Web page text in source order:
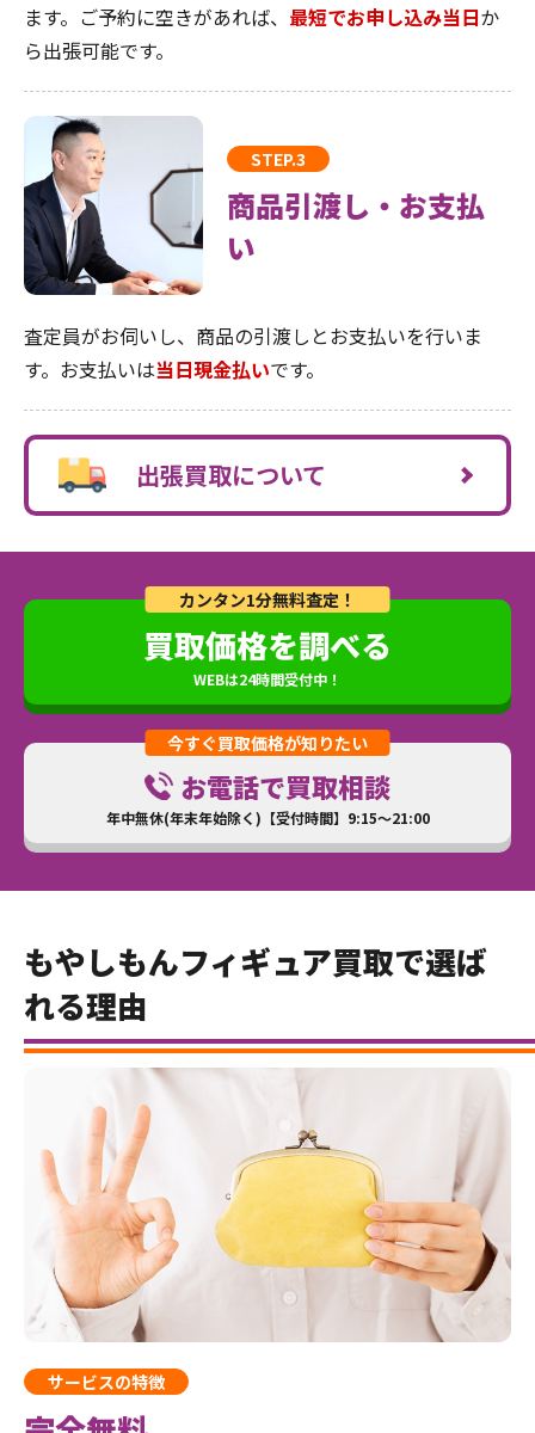
ます。ご予約に空きがあれば、 最短でお申し込み当日か
ら出張可能です。
STEP.3
商品引渡し・お支払
い
査定員がお伺いし、商品の引渡しとお支払いを行いま
す。お支払いは当日現金払いです。
出張買取について
カンタン1分無料査定！
買取価格を調べる
WEBは24時間受付中！
今すぐ買取価格が知りたい
お電話で買取相談
年中無休(年末年始除く)【受付時間】9:15～21:00
もやしもんフィギュア買取で選ば
れる理由
サービスの特徴